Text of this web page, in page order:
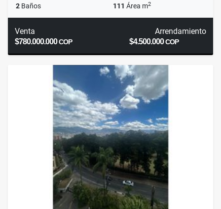
2 Baños 111 Área m2
Venta
$780.000.000COP
Arrendamiento
$4.500.000COP